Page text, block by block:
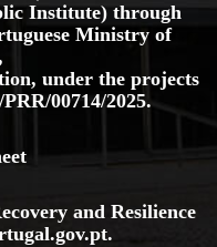
Institute) through
Ministry of
under the projects
00714/2025.
and Resilience
.pt.